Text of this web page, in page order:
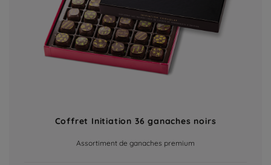
Coffret Initiation 36 ganaches noirs
Assortiment de ganaches premium